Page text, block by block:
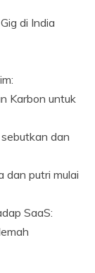
di India
Karbon untuk
dan
dan putri mulai
SaaS: